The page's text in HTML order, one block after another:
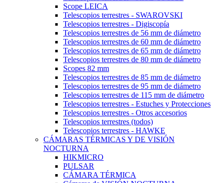
Scope LEICA
Telescopios terrestres - SWAROVSKI
Telescopios terrestres - Digiscopía
Telescopios terrestres de 56 mm de diámetro
Telescopios terrestres de 60 mm de diámetro
Telescopios terrestres de 65 mm de diámetro
Telescopios terrestres de 80 mm de diámetro
Scopes 82 mm
Telescopios terrestres de 85 mm de diámetro
Telescopios terrestres de 95 mm de diámetro
Telescopios terrestres de 115 mm de diámetro
Telescopios terrestres - Estuches y Protecciones
Telescopios terrestres - Otros accesorios
Telescopios terrestres (todos)
Telescopios terrestres - HAWKE
CÁMARAS TÉRMICAS Y DE VISIÓN
NOCTURNA
HIKMICRO
PULSAR
CÁMARA TÉRMICA